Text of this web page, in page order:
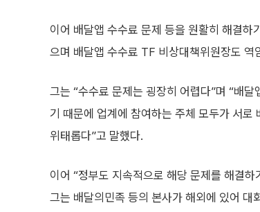
이어 배달앱 수수료 문제 등을 원활히 해결
으며 배달앱 수수료 TF 비상대책위원장도 역
그는 “수수료 문제는 굉장히 어렵다”며 “배
기 때문에 업계에 참여하는 주체 모두가 서로
위태롭다”고 말했다.
이어 “정부도 지속적으로 해당 문제를 해결
그는 배달의민족 등의 본사가 해외에 있어 대